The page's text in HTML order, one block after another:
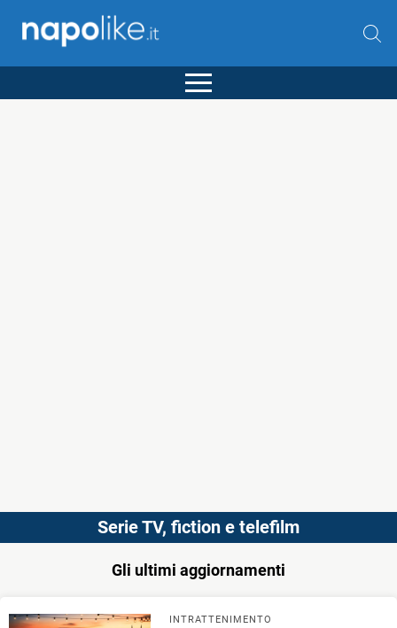
Serie TV, fiction e telefilm
Gli ultimi aggiornamenti
INTRATTENIMENTO